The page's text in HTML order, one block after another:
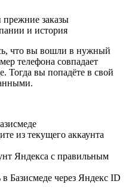
заказы
и история
что вы вошли в нужный
телефона совпадает
Тогда вы попадёте в свой
из текущего аккаунта
Яндекса с правильным
Базисмеде через Яндекс ID